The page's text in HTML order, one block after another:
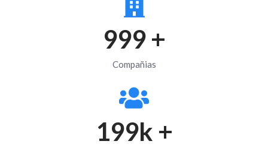
1000+
Compañias
200k +